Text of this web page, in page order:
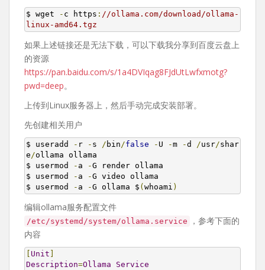
$ wget - c https : //ollama.com/download/ollama-
linux-amd64.tgz
如果上述链接还是无法下载，可以下载我分享到百度云盘上
的资源
https://pan.baidu.com/s/1a4DVIqag8FJdUtLwfxmotg?
pwd=deep。
上传到Linux服务器上，然后手动完成安装部署。
先创建相关用户
$ useradd - r - s / bin/false - U -m -d /usr/shar
e/ollama ollama
$ usermod
- a -G render ollama
$ usermod
- a -G video ollama
$ usermod
- a -G ollama $ ( whoami )
编辑ollama服务配置文件
/etc/systemd/system/ollama.service
，参考下面的
内容
Unit
Description=Ollama
Service